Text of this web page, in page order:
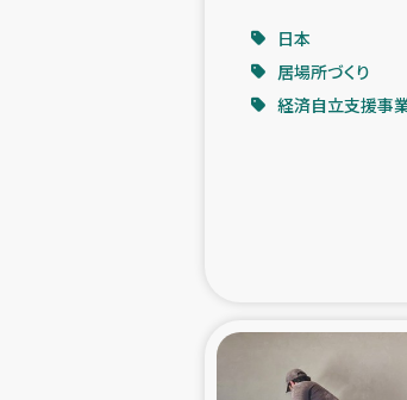
国
日本
居場所づくり
経済自立支援事